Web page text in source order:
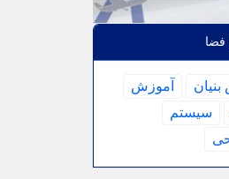
فضا
آموزش
سیستم